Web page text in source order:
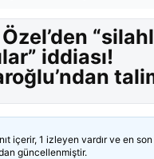
iddiası!
içerir, 1 izleyen vardır ve en son
güncellenmiştir.